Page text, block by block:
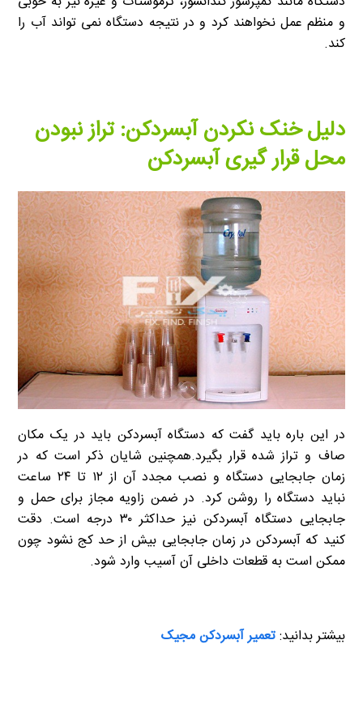
و منظم عمل نخواهند کرد و در نتیجه دستگاه نمی تواند آب را
کند.
دلیل خنک نکردن آبسردکن: تراز نبودن
محل قرار گیری آبسردکن
در این باره باید گفت که دستگاه آبسردکن باید در یک مکان
صاف و تراز شده قرار بگیرد.همچنین شایان ذکر است که در
زمان جابجایی دستگاه و نصب مجدد آن از ۱۲ تا ۲۴ ساعت
نباید دستگاه را روشن کرد. در ضمن زاویه مجاز برای حمل و
جابجایی دستگاه آبسردکن نیز حداکثر ۳۰ درجه است. دقت
کنید که آبسردکن در زمان جابجایی بیش از حد کج نشود چون
ممکن است به قطعات داخلی آن آسیب وارد شود.
بیشتر بدانید:تعمیر آبسردکن مجیک